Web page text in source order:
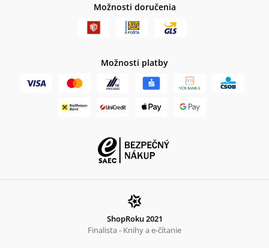
Možnosti doručenia
Možnosti platby
ShopRoku 2021
Finalista - Knihy a e-čítanie